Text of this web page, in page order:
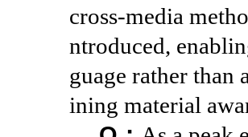
cross-media
ntroduced,
guage rather than
ining material